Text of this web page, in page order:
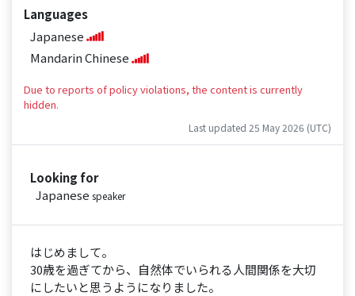
Languages
Japanese
Mandarin Chinese
Due to reports of policy violations, the content is currently
hidden.
Last updated 25 May 2026 (UTC)
Looking for
Japanese speaker
はじめまして。
30歳を過ぎてから、自然体でいられる人間関係を大切
にしたいと思うようになりました。